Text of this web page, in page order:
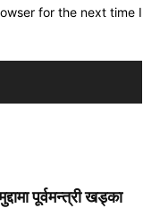
for the next time I
पूर्वमन्त्री खड्का